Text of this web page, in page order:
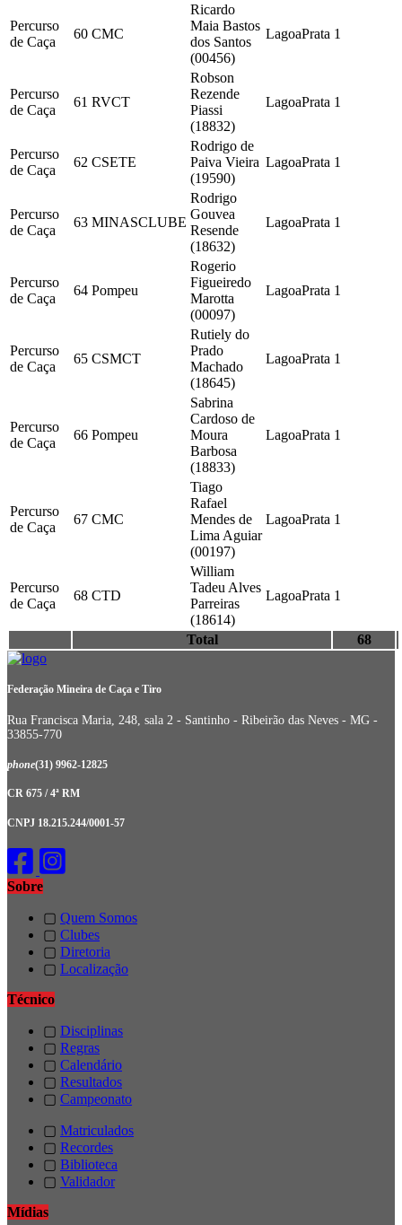
Percurso
de Caça
60 CMC
Ricardo
Maia Bastos
dos Santos
(00456)
LagoaPrata 1
Percurso
de Caça
61 RVCT
Robson
Rezende
Piassi
(18832)
LagoaPrata 1
Percurso
de Caça
62 CSETE
Rodrigo de
Paiva Vieira
(19590)
LagoaPrata 1
Percurso
de Caça
63 MINASCLUBE
Rodrigo
Gouvea
Resende
(18632)
LagoaPrata 1
Percurso
de Caça
64 Pompeu
Rogerio
Figueiredo
Marotta
(00097)
LagoaPrata 1
Percurso
de Caça
65 CSMCT
Rutiely do
Prado
Machado
(18645)
LagoaPrata 1
Percurso
de Caça
66 Pompeu
Sabrina
Cardoso de
Moura
Barbosa
(18833)
LagoaPrata 1
Percurso
de Caça
67 CMC
Tiago
Rafael
Mendes de
Lima Aguiar
(00197)
LagoaPrata 1
Percurso
de Caça
68 CTD
William
Tadeu Alves
Parreiras
(18614)
LagoaPrata 1
Total 68
Federação Mineira de Caça e Tiro
Rua Francisca Maria, 248, sala 2 - Santinho - Ribeirão das Neves - MG -
33855-770
phone(31) 9962-12825
CR 675 / 4ª RM
CNPJ 18.215.244/0001-57
Sobre
▢ Quem Somos
▢ Clubes
▢ Diretoria
▢ Localização
Técnico
▢ Disciplinas
▢ Regras
▢ Calendário
▢ Resultados
▢ Campeonato
▢ Matriculados
▢ Recordes
▢ Biblioteca
▢ Validador
Mídias